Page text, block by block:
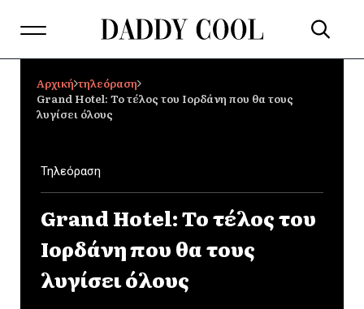
Αρχική τηλεόραση
Grand Hotel: Το τέλος του Ιορδάνη που θα τους
λυγίσει όλους
Τηλεόραση
Grand Hotel: Το τέλος του
Ιορδάνη που θα τους
λυγίσει όλους